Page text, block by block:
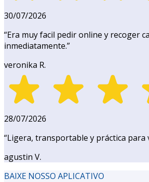
30/07/2026
“Era muy facil pedir online y recoger
inmediatamente.”
veronika R.
28/07/2026
“Ligera, transportable y práctica para
agustin V.
BAIXE NOSSO APLICATIVO